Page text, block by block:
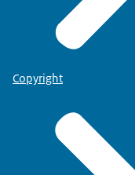
Copyright